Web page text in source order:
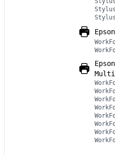
Epson
Epson